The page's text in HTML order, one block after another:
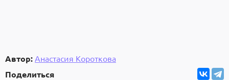
Автор: Анастасия Короткова
Поделиться